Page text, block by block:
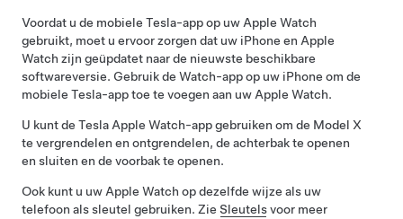
Voordat u de mobiele Tesla-app op uw Apple Watch
gebruikt, moet u ervoor zorgen dat uw iPhone en Apple
Watch zijn geüpdatet naar de nieuwste beschikbare
softwareversie. Gebruik de Watch-app op uw iPhone om de
mobiele Tesla-app toe te voegen aan uw Apple Watch.
U kunt de Tesla Apple Watch-app gebruiken om de Model X
te vergrendelen en ontgrendelen, de achterbak te openen
en sluiten en de voorbak te openen.
Ook kunt u uw Apple Watch op dezelfde wijze als uw
telefoon als sleutel gebruiken. Zie Sleutelsvoor meer